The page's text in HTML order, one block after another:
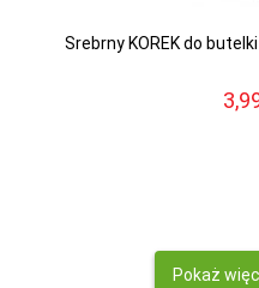
Srebrny KOREK do
3,
Pokaż